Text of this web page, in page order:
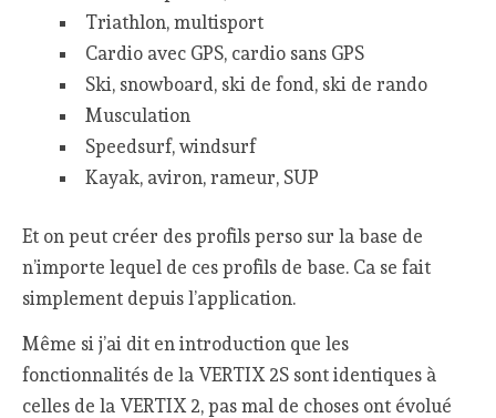
Triathlon, multisport
Cardio avec GPS, cardio sans GPS
Ski, snowboard, ski de fond, ski de rando
Musculation
Speedsurf, windsurf
Kayak, aviron, rameur, SUP
Et on peut créer des profils perso sur la base de
n’importe lequel de ces profils de base. Ca se fait
simplement depuis l’application.
Même si j’ai dit en introduction que les
fonctionnalités de la VERTIX 2S sont identiques à
celles de la VERTIX 2, pas mal de choses ont évolué